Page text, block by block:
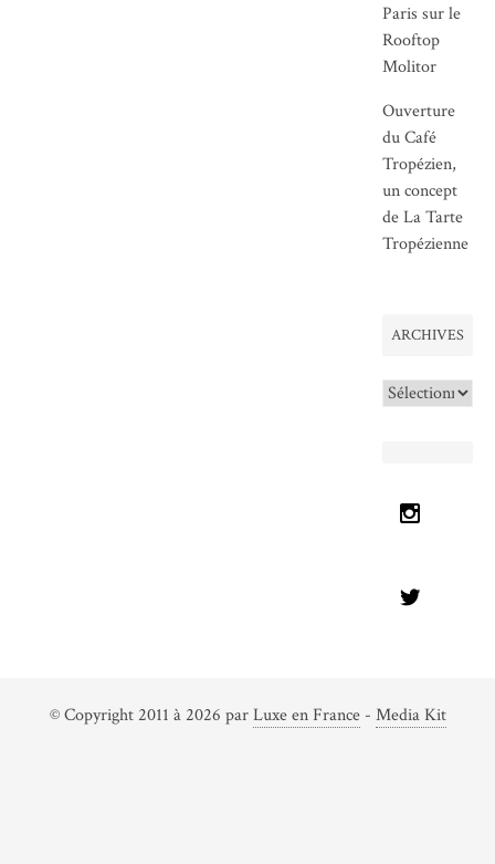
Paris sur le
Rooftop
Molitor
Ouverture
du Café
Tropézien,
un concept
de La Tarte
Tropézienne
ARCHIVES
Archives
© Copyright 2011 à 2026 parLuxe en France- Media Kit